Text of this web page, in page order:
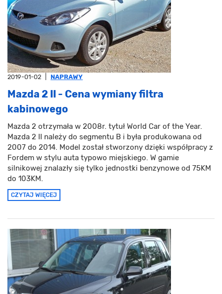
2019-01-02 NAPRAWY
Mazda 2 II - Cena wymiany filtra
kabinowego
Mazda 2 otrzymała w 2008r. tytuł World Car of the Year.
Mazda 2 II należy do segmentu B i była produkowana od
2007 do 2014. Model został stworzony dzięki współpracy z
Fordem w stylu auta typowo miejskiego. W gamie
silnikowej znalazły się tylko jednostki benzynowe od 75KM
do 103KM.
CZYTAJ WIĘCEJ